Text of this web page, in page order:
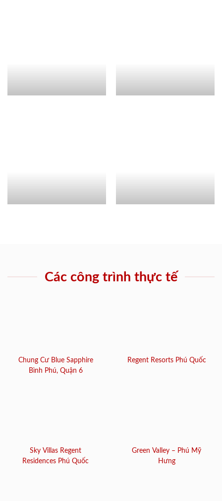
Các công trình thực tế
Chung Cư Blue Sapphire
Bình Phú, Quận 6
Regent Resorts Phú Quốc
Sky Villas Regent
Residences Phú Quốc
Green Valley – Phú Mỹ
Hưng